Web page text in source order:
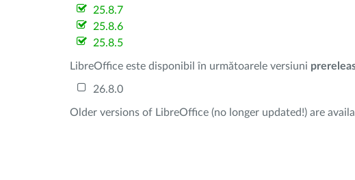
25.8.7
25.8.6
25.8.5
LibreOffice este disponibil în următoarele versiuni
26.8.0
Older versions of LibreOffice (no longer updated!) are